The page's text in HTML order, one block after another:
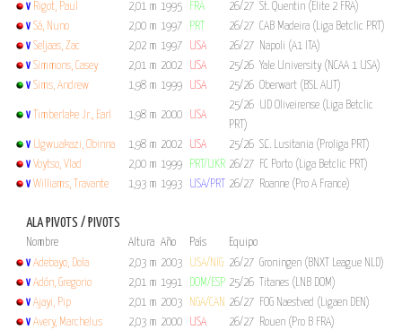
V Rigot, Paul 2,01 m 1995 FRA 26/27 St. Quentin (Elite 2 FRA)
V Sá, Nuno 2,00 m 1997 PRT 26/27 CAB Madeira (Liga Betclic PRT)
V Seljaas, Zac 2,02 m 1997 USA 26/27 Napoli (A1 ITA)
V Simmons, Casey 2,01 m 2002 USA 25/26 Yale University (NCAA 1 USA)
V Sims, Andrew 1,98 m 1999 USA 25/26 Oberwart (BSL AUT)
V Timberlake Jr., Earl 1,98 m 2000 USA
25/26 UD Oliveirense (Liga Betclic
PRT)
V Ugwuakazi, Obinna 1,98 m 2002 USA 25/26 S.C. Lusitania (Proliga PRT)
V Voytso, Vlad 2,00 m 1999 PRT/UKR 26/27 FC Porto (Liga Betclic PRT)
V Williams, Travante 1,93 m 1993 USA/PRT 26/27 Roanne (Pro A France)
ALA PIVOTS / PIVOTS
Nombre Altura Año País Equipo
V Adebayo, Dola 2,03 m 2003 USA/NIG 26/27 Groningen (BNXT League NLD)
V Adón, Gregorio 2,01 m 1991 DOM/ESP 25/26 Titanes (LNB DOM)
V Ajayi, Pip 2,01 m 2003 NGA/CAN 26/27 FOG Naestved (Ligaen DEN)
V Avery, Marchelus 2,03 m 2000 USA 26/27 Rouen (Pro B FRA)